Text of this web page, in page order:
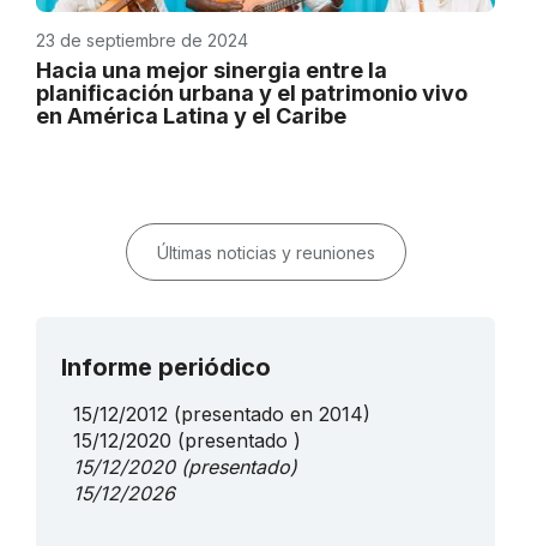
23 de septiembre de 2024
Hacia una mejor sinergia entre la
planificación urbana y el patrimonio vivo
en América Latina y el Caribe
Últimas noticias y reuniones
Informe periódico
15/12/2012 (presentado en 2014)
15/12/2020 (presentado )
15/12/2020(presentado)
15/12/2026